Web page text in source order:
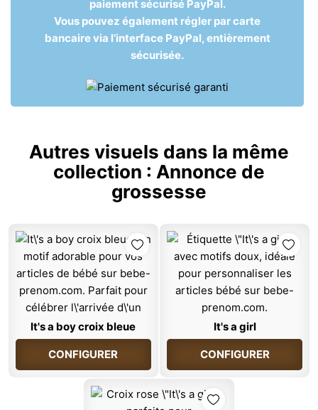
paiement sécurisé PayPal.
Vous pouvez également régler par carte
bancaire via l’interface PayPal, entièrement
sécurisée.
Autres visuels dans la même
collection : Annonce de
grossesse
It's a boy croix bleue
CONFIGURER
It's a girl
CONFIGURER